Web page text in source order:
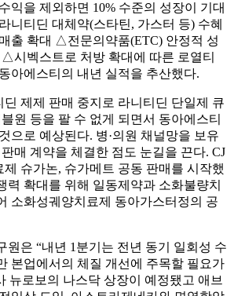
익을 제외하면 10% 수준의 성장이 기대
니티딘 대체약(스타틴, 가스터 등) 수혜
출 확대 △전문의약품(ETC) 안정적 성
시벡스트로 처방 확대에 따른 로열티
아에스티의 내년 실적을 추산했다.
딘 제제 판매 중지로 라니티딘 단일제 큐
원 등을 팔 수 없게 되면서 동아에스티
으로 예상된다. 병·의원 채널망을 보유
매 계약을 체결한 점도 눈길을 끈다. CJ
슈가논, 슈가메트 공동 판매를 시작했
력 확대를 위해 일동제약과 소화불량치
소화성궤양치료제 동아가스터정의 공
원은 “내년 1분기는 전년 동기 일회성 수
본업에서의 체질 개선에 주목할 필요가
뉴로보의 나스닥 상장이 예정됐고 애브